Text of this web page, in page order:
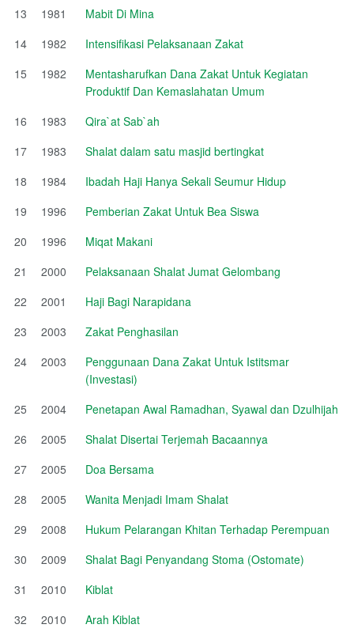
13
1981
Mabit Di Mina
14
1982
Intensifikasi Pelaksanaan Zakat
15
1982
Mentasharufkan Dana Zakat Untuk Kegiatan
Produktif Dan Kemaslahatan Umum
16
1983
Qira`at Sab`ah
17
1983
Shalat dalam satu masjid bertingkat
18
1984
Ibadah Haji Hanya Sekali Seumur Hidup
19
1996
Pemberian Zakat Untuk Bea Siswa
20
1996
Miqat Makani
21
2000
Pelaksanaan Shalat Jumat Gelombang
22
2001
Haji Bagi Narapidana
23
2003
Zakat Penghasilan
24
2003
Penggunaan Dana Zakat Untuk Istitsmar
(Investasi)
25
2004
Penetapan Awal Ramadhan, Syawal dan Dzulhijah
26
2005
Shalat Disertai Terjemah Bacaannya
27
2005
Doa Bersama
28
2005
Wanita Menjadi Imam Shalat
29
2008
Hukum Pelarangan Khitan Terhadap Perempuan
30
2009
Shalat Bagi Penyandang Stoma (Ostomate)
31
2010
Kiblat
32
2010 Arah Kiblat